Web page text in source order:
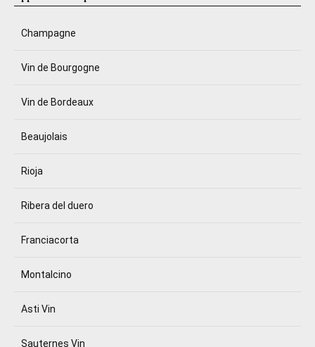
Champagne
Vin de Bourgogne
Vin de Bordeaux
Beaujolais
Rioja
Ribera del duero
Franciacorta
Montalcino
Asti Vin
Sauternes Vin